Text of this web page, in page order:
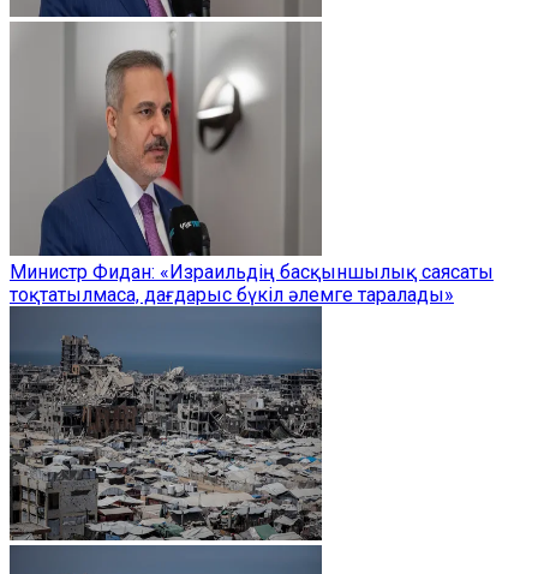
Министр Фидан: «Израильдің басқыншылық саясаты
тоқтатылмаса, дағдарыс бүкіл әлемге таралады»